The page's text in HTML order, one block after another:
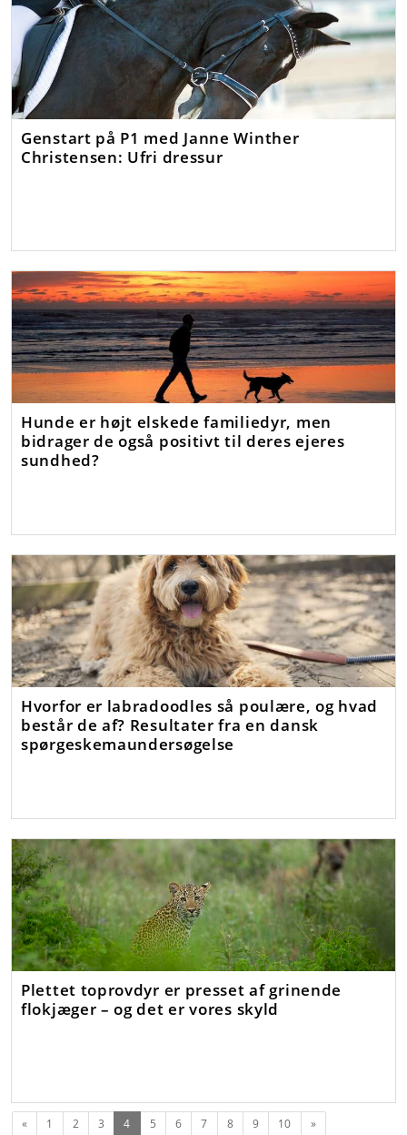
Genstart på P1 med Janne Winther
Christensen: Ufri dressur
Hunde er højt elskede familiedyr, men
bidrager de også positivt til deres ejeres
sundhed?
Hvorfor er labradoodles så poulære, og hvad
består de af? Resultater fra en dansk
spørgeskemaundersøgelse
Plettet toprovdyr er presset af grinende
flokjæger – og det er vores skyld
Forrige
« 1 2 3 4(nuværende)
5 6 7 8 9 10 Næste
»